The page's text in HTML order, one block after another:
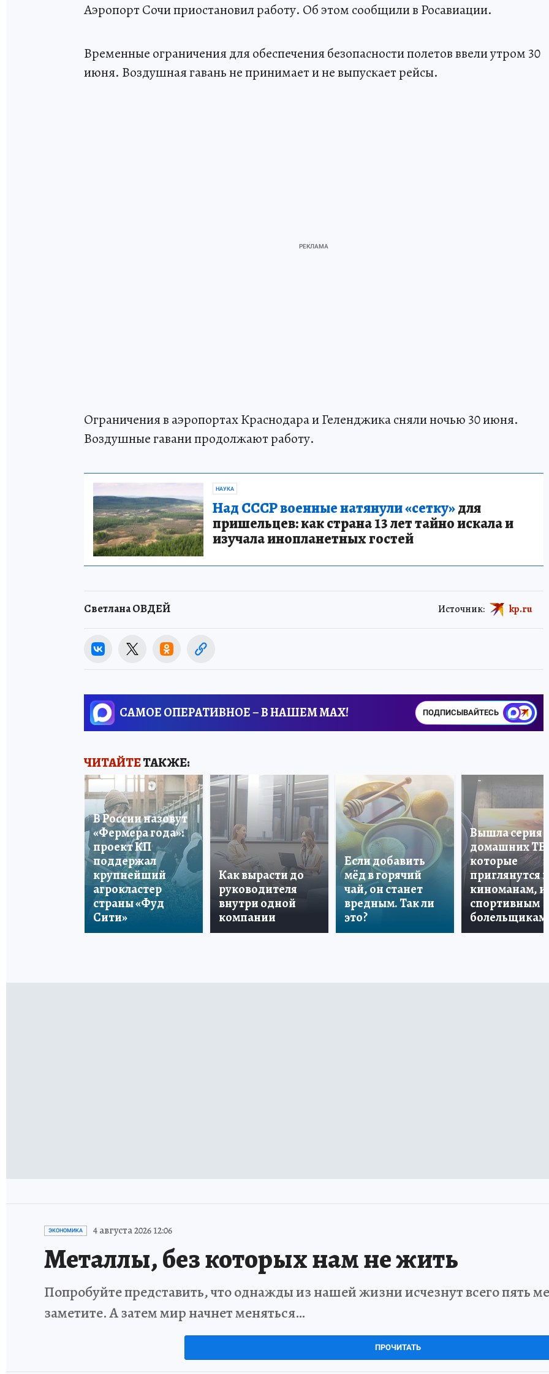
Аэропорт Сочи приостановил работу. Об этом сообщили в Росавиации.
Временные ограничения для обеспечения безопасности полетов ввели утром 30
июня. Воздушная гавань не принимает и не выпускает рейсы.
Ограничения в аэропортах Краснодара и Геленджика сняли ночью 30 июня.
Воздушные гавани продолжают работу.
НАУКА
Над СССР военные натянули «сетку»для
пришельцев: как страна 13 лет тайно искала и
изучала инопланетных гостей
Светлана ОВДЕЙ Источник: kp.ru
САМОЕ ОПЕРАТИВНОЕ – В НАШЕМ MAX! ПОДПИСЫВАЙТЕСЬ
ЧИТАЙТЕТАКЖЕ:
В России назовут
«Фермера года»:
проект КП
поддержал
крупнейший
агрокластер
страны «Фуд
Сити»
Как вырасти до
руководителя
внутри одной
компании
Если добавить
мёд в горячий
чай, он станет
вредным. Так ли
это?
Вышла серия
домашних ТВ,
которые
приглянутся и
киноманам, и
спортивным
болельщикам
ЭКОНОМИКА 4 августа 2026 12:06
Металлы, без которых нам не жить
Попробуйте представить, что однажды из нашей жизни исчезнут всего пять
заметите. А затем мир начнет меняться…
ПРОЧИТАТЬ